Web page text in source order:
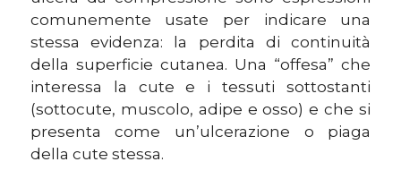
comunemente usate per indicare una
stessa evidenza: la perdita di continuità
della superficie cutanea. Una “offesa” che
interessa la cute e i tessuti sottostanti
(sottocute, muscolo, adipe e osso) e che si
presenta come un’ulcerazione o piaga
della cute stessa.